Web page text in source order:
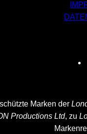
Marken der
Productions Ltd, zu